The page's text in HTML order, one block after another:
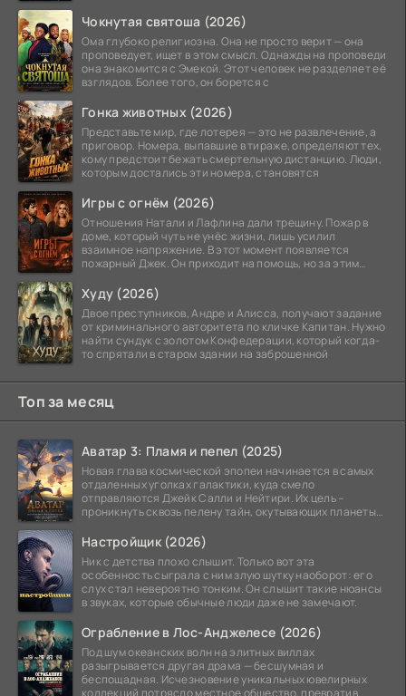
Чокнутая святоша (2026)
Ома глубоко религиозна. Она не просто верит — она
проповедует, ищет в этом смысл. Однажды на проповеди
она знакомится с Эмекой. Этот человек не разделяет её
взглядов. Более того, он борется с
Гонка животных (2026)
Представьте мир, где лотерея — это не развлечение, а
приговор. Номера, выпавшие в тираже, определяют тех,
кому предстоит бежать смертельную дистанцию. Люди,
которым достались эти номера, становятся
Игры с огнём (2026)
Отношения Натали и Лафлина дали трещину. Пожар в
доме, который чуть не унёс жизни, лишь усилил
взаимное напряжение. В этот момент появляется
пожарный Джек. Он приходит на помощь, но за этим
Худу (2026)
Двое преступников, Андре и Алисса, получают задание
от криминального авторитета по кличке Капитан. Нужно
найти сундук с золотом Конфедерации, который когда-
то спрятали в старом здании на заброшенной
Топ за месяц
Аватар 3: Пламя и пепел (2025)
Новая глава космической эпопеи начинается в самых
отдаленных уголках галактики, куда смело
отправляются Джейк Салли и Нейтири. Их цель –
проникнуть сквозь пелену тайн, окутывающих планеты
Настройщик (2026)
Ник с детства плохо слышит. Только вот эта
особенность сыграла с ним злую шутку наоборот: его
слух стал невероятно тонким. Он слышит такие нюансы
в звуках, которые обычные люди даже не замечают.
Ограбление в Лос-Анджелесе (2026)
Под шум океанских волн на элитных виллах
разыгрывается другая драма — бесшумная и
беспощадная. Исчезновение уникальных ювелирных
коллекций потрясло местное общество, превратив